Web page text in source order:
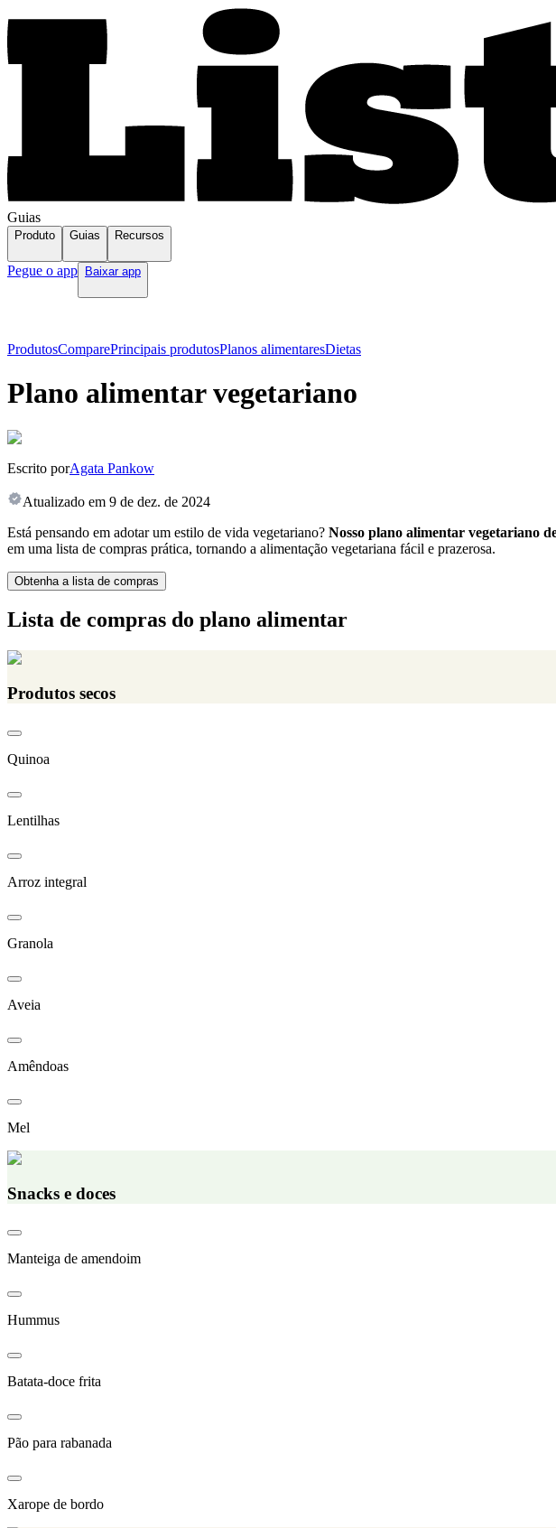
Guias
Produto Guias Recursos
Pegue o app Baixar app
ProdutosComparePrincipais produtosPlanos alimentaresDietas
Plano alimentar vegetariano
Escrito porAgata Pankow
Atualizado em 9 de dez. de 2024
Está pensando em adotar um estilo de vida vegetariano? Nosso plano alimentar vegetariano
em uma lista de compras prática, tornando a alimentação vegetariana fácil e prazerosa.
Obtenha a lista de compras
Lista de compras do plano alimentar
Produtos secos
Quinoa
Lentilhas
Arroz integral
Granola
Aveia
Amêndoas
Mel
Snacks e doces
Manteiga de amendoim
Hummus
Batata-doce frita
Pão para rabanada
Xarope de bordo